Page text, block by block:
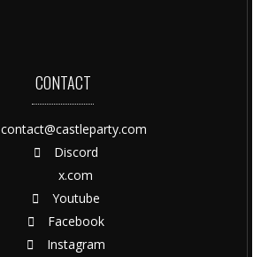
CONTACT
contact@castleparty.com
Discord
x.com
Youtube
Facebook
Instagram